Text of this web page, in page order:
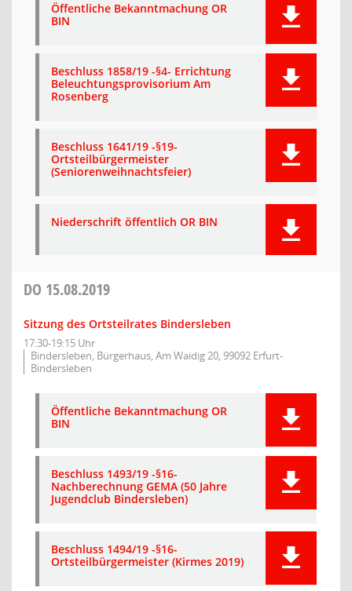
Öffentliche Bekanntmachung OR
BIN
Beschluss 1858/19 -§4- Errichtung
Beleuchtungsprovisorium Am
Rosenberg
Beschluss 1641/19 -§19-
Ortsteilbürgermeister
(Seniorenweihnachtsfeier)
Niederschrift öffentlich OR BIN
DO 15.08.2019
Sitzung des Ortsteilrates Bindersleben
17:30-19:15 Uhr
Bindersleben, Bürgerhaus, Am Waidig 20, 99092 Erfurt-
Bindersleben
Öffentliche Bekanntmachung OR
BIN
Beschluss 1493/19 -§16-
Nachberechnung GEMA (50 Jahre
Jugendclub Bindersleben)
Beschluss 1494/19 -§16-
Ortsteilbürgermeister (Kirmes 2019)